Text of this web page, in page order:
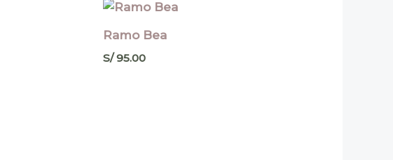
Ramo Bea
S/95.00